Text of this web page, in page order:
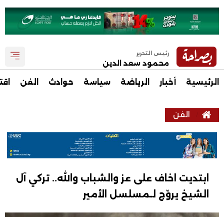
رئيس التحرير
محمود سعد الدين
الرئيسية أخبار الرياضة سياسة حوادث الفن
الفن
ابتديت اخاف على عز والشباب والله.. تركي آل
الشيخ يروّج لـمسلسل الأمير